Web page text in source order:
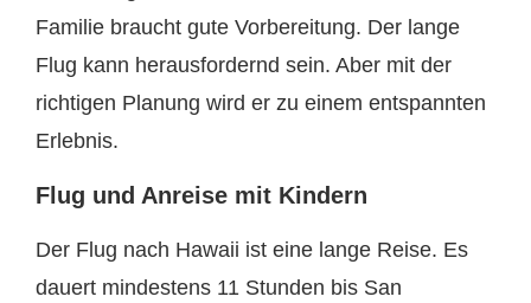
Familie braucht gute Vorbereitung. Der lange
Flug kann herausfordernd sein. Aber mit der
richtigen Planung wird er zu einem entspannten
Erlebnis.
Flug und Anreise mit Kindern
Der Flug nach Hawaii ist eine lange Reise. Es
dauert mindestens 11 Stunden bis San